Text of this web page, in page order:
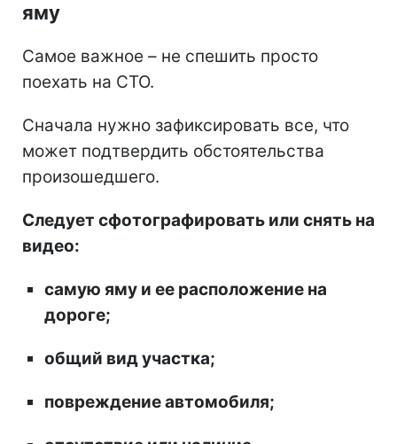
яму
Самое важное – не спешить просто
поехать на СТО.
Сначала нужно зафиксировать все, что
может подтвердить обстоятельства
произошедшего.
Следует сфотографировать или снять на
видео:
самую яму и ее расположение на
дороге;
общий вид участка;
повреждение автомобиля;